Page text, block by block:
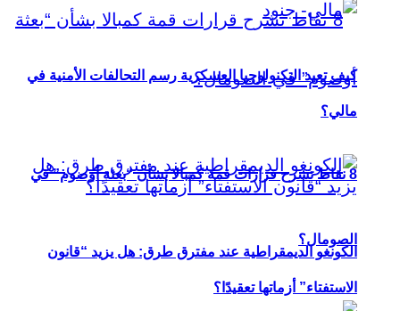
8 نقاط تشرح قرارات قمة كمبالا بشأن “بعثة أوصوم” في
الصومال؟
كيف تعيد التكنولوجيا العسكرية رسم التحالفات الأمنية في
مالي؟
الكونغو الديمقراطية عند مفترق طرق: هل يزيد “قانون
الاستفتاء” أزماتها تعقيدًا؟